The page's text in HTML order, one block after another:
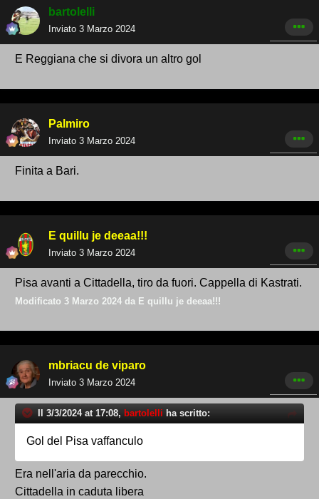
bartolelli
Inviato 3 Marzo 2024
E Reggiana che si divora un altro gol
Palmiro
Inviato 3 Marzo 2024
Finita a Bari.
E quillu je deeaa!!!
Inviato 3 Marzo 2024
Pisa avanti a Cittadella, tiro da fuori. Cappella di Kastrati.
Modificato 3 Marzo 2024 da E quillu je deeaa!!!
mbriacu de viparo
Inviato 3 Marzo 2024
Il 3/3/2024 at 17:08, bartolelli ha scritto:
Gol del Pisa vaffanculo
Era nell'aria da parecchio.
Cittadella in caduta libera